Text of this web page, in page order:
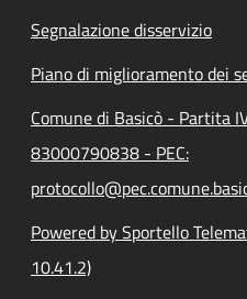
Segnalazione disservizio
Piano di miglioramento dei
Comune di Basicò - Partita
83000790838 - PEC:
Powered by Sportello
10.41.2)